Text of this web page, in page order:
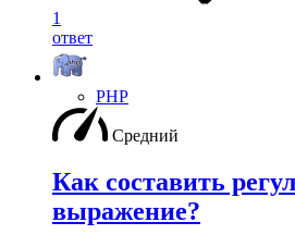
1
ответ
PHP
Средний
Как составить
выражение?